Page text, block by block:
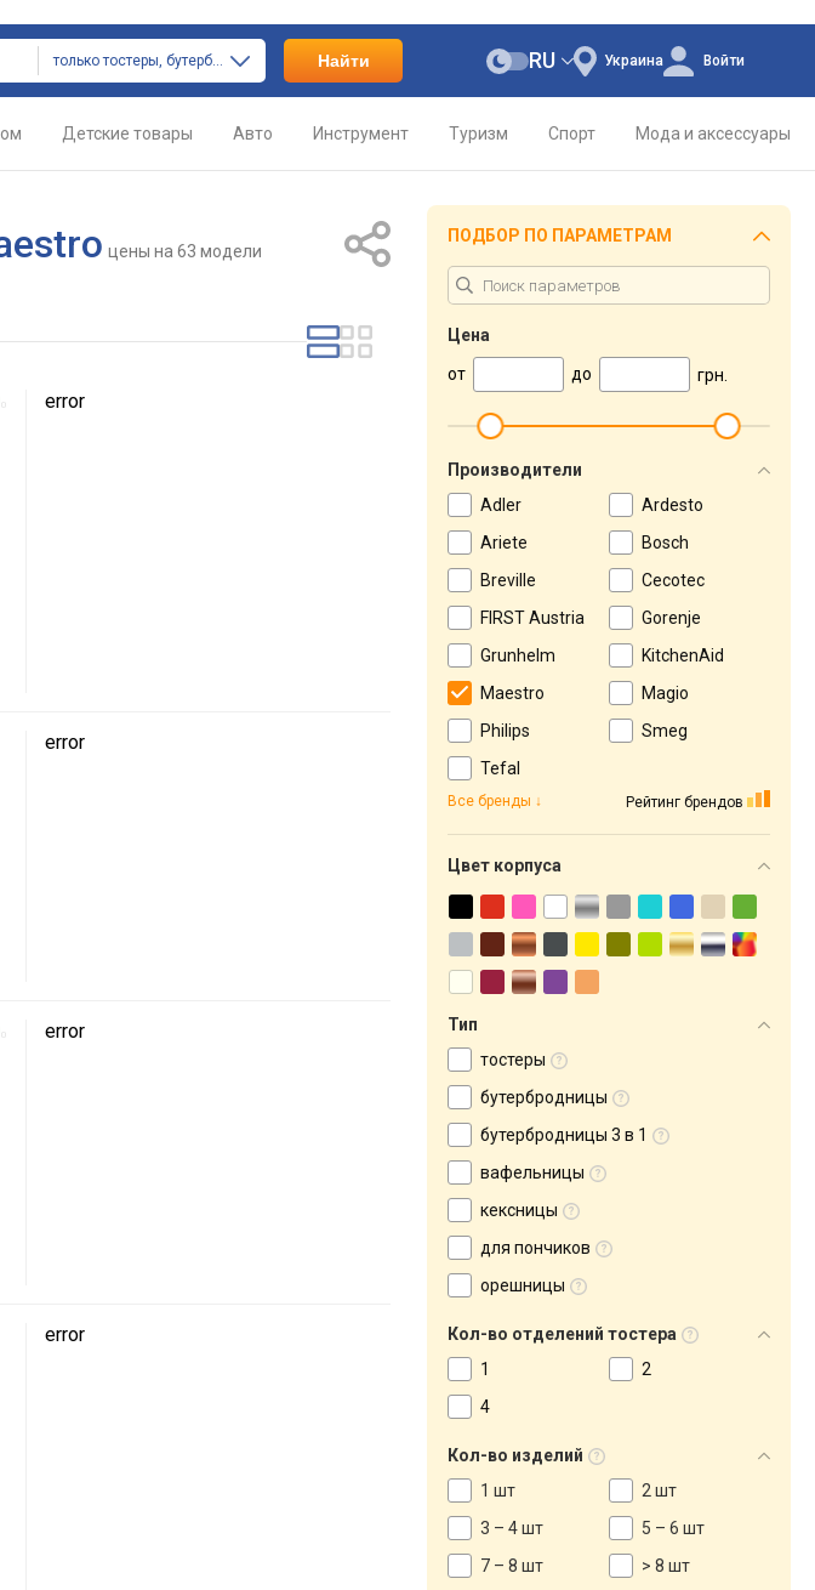
только тостеры, бутербродницы и вафельницы Найти Украина
RU Войти
Детские товары Авто Инструмент Туризм Спорт Мода и аксессуары
цены на 63 модели
error
error
error
error
ПОДБОР ПО ПАРАМЕТРАМ
Цена
от
до грн.
Производители
Adler
Ardesto
Ariete
Bosch
Breville
Cecotec
FIRST Austria
Gorenje
Grunhelm
KitchenAid
Maestro
Magio
Philips
Smeg
Tefal
Рейтинг брендов
Все бренды
Цвет корпуса
Тип
тостеры
бутербродницы
бутербродницы 3 в 1
вафельницы
кексницы
для пончиков
орешницы
Кол-во отделений тостера
1
2
4
Кол-во изделий
1 шт
2 шт
3 – 4 шт
5 – 6 шт
7 – 8 шт
> 8 шт